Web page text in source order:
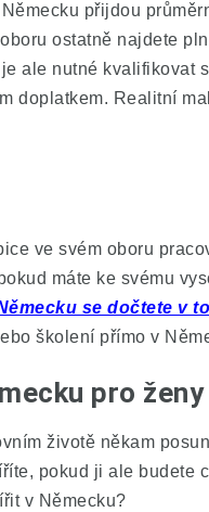
přijdou
ostatně najdete
ale nutné kvalifikovat
doplatkem. Realitní
ve svém oboru
máte ke svému
se dočtete v
školení přímo v
pro ženy
životě někam
pokud ji ale budete
v Německu?